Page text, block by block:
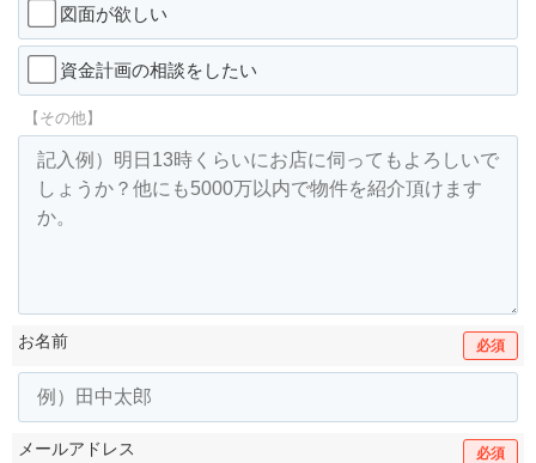
図面が欲しい
資金計画の相談をしたい
【その他】
お名前 必須
メールアドレス 必須